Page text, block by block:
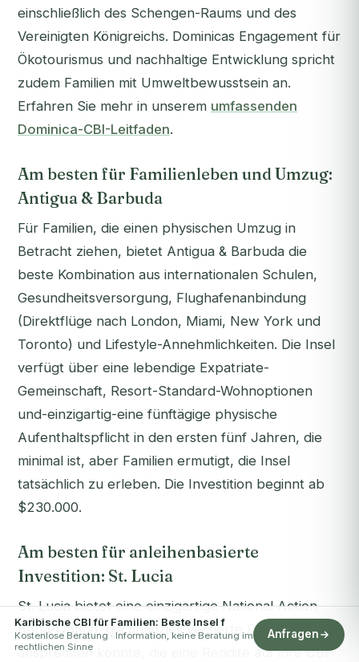
einschließlich des Schengen-Raums und des
Vereinigten Königreichs. Dominicas Engagement für
Ökotourismus und nachhaltige Entwicklung spricht
zudem Familien mit Umweltbewusstsein an.
Erfahren Sie mehr in unserem umfassenden
Dominica-CBI-Leitfaden.
Am besten für Familienleben und Umzug:
Antigua & Barbuda
Für Familien, die einen physischen Umzug in
Betracht ziehen, bietet Antigua & Barbuda die
beste Kombination aus internationalen Schulen,
Gesundheitsversorgung, Flughafenanbindung
(Direktflüge nach London, Miami, New York und
Toronto) und Lifestyle-Annehmlichkeiten. Die Insel
verfügt über eine lebendige Expatriate-
Gemeinschaft, Resort-Standard-Wohnoptionen
und-einzigartig-eine fünftägige physische
Aufenthaltspflicht in den ersten fünf Jahren, die
minimal ist, aber Familien ermutigt, die Insel
tatsächlich zu erleben. Die Investition beginnt ab
$230.000.
Am besten für anleihenbasierte
Investition: St. Lucia
St. Lucia bietet eine einzigartige National Action
Bond-Option, die finanziell versierte Familien
ansprechen könnte, die eine Rendite auf ihre CBI-
Karibische CBI für Familien: Beste Insel f
Kostenlose Beratung · Information, keine Beratung im
rechtlichen Sinne
Anfragen